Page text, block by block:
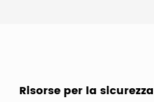
Risorse per la sicurezza